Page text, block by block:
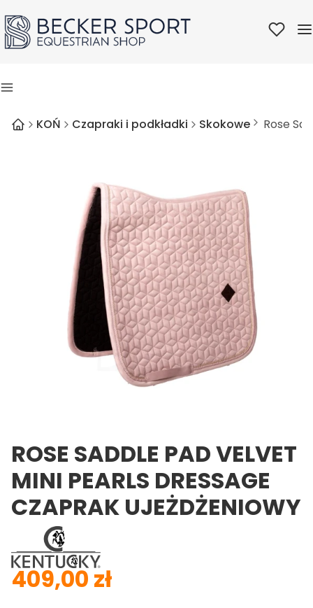
Ulubione
Menu
KOŃ Czapraki i podkładki Skokowe Rose
ROSE SADDLE PAD VELVET
MINI PEARLS DRESSAGE
CZAPRAK UJEŻDŻENIOWY
Cena
409,00 zł